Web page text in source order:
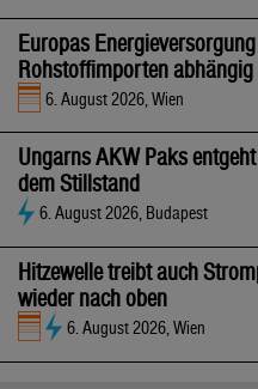
Europas
Rohstoffimporten abhängig
6. August 2026, Wien
Ungarns AKW Paks
dem Stillstand
6. August 2026, Budapest
Hitzewelle treibt auch
wieder nach oben
6. August 2026, Wien